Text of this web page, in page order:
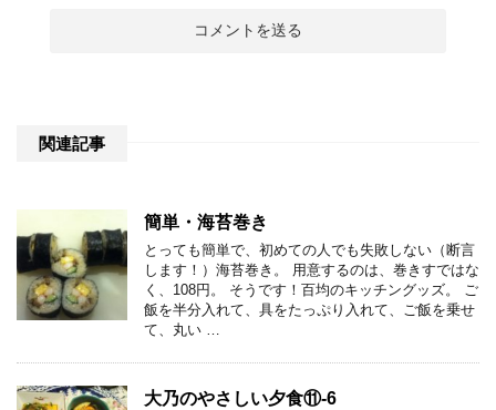
関連記事
簡単・海苔巻き
とっても簡単で、初めての人でも失敗しない（断言
します！）海苔巻き。 用意するのは、巻きすではな
く、108円。 そうです！百均のキッチングッズ。 ご
飯を半分入れて、具をたっぷり入れて、ご飯を乗せ
て、丸い …
大乃のやさしい夕食⑪-6